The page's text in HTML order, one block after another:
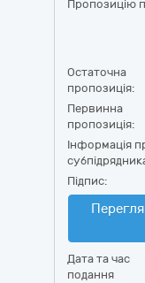
Пропозицію
Остаточна
пропозиція:
Первинна
пропозиція:
Інформація
Підпис:
Дата та час
подання